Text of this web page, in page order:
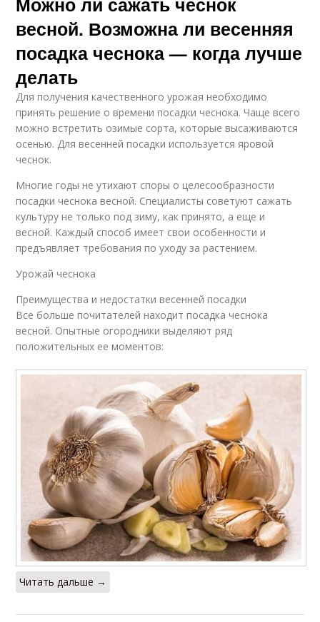
весной. Возможна ли весенняя
посадка чеснока — когда лучше
делать
Для получения качественного урожая необходимо
принять решение о времени посадки чеснока. Чаще всего
можно встретить озимые сорта, которые высаживаются
осенью. Для весенней посадки используется яровой
чеснок.
Многие годы не утихают споры о целесообразности
посадки чеснока весной. Специалисты советуют сажать
культуру не только под зиму, как принято, а еще и
весной. Каждый способ имеет свои особенности и
предъявляет требования по уходу за растением.
Урожай чеснока
Преимущества и недостатки весенней посадки
Все больше почитателей находит посадка чеснока
весной. Опытные огородники выделяют ряд
положительных ее моментов:
Читать дальше →